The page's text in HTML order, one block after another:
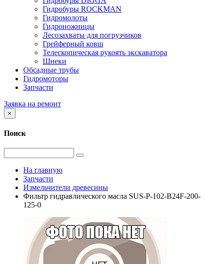
Гидробуры ROCKMAN
Гидромолоты
Гидроножницы
Лесозахваты для погрузчиков
Грейферный ковш
Телескопическая рукоять экскаватора
Шнеки
Обсадные трубы
Гидромоторы
Запчасти
Заявка на ремонт
×
Поиск
На главную
Запчасти
Измельчители древесины
Фильтр гидравлического масла SUS-P-102-B24F-200-
125-0